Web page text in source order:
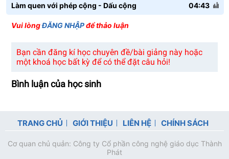
Làm quen với phép cộng - Dấu cộng 04:43
Vui lòngĐĂNG NHẬPđể thảo luận
Bạn cần đăng kí học chuyên đề/bài giảng này hoặc
một khoá học bất kỳ để có thể đặt câu hỏi!
Bình luận của học sinh
TRANG CHỦ GIỚI THIỆU LIÊN HỆ CHÍNH SÁCH
Cơ quan chủ quản: Công ty Cổ phần công nghệ giáo dục Thành
Phát